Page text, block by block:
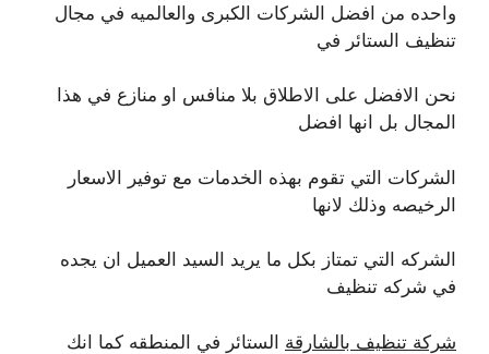
واحده من افضل الشركات الكبرى والعالميه في مجال
تنظيف الستائر في
نحن الافضل على الاطلاق بلا منافس او منازع في هذا
المجال بل انها افضل
الشركات التي تقوم بهذه الخدمات مع توفير الاسعار
الرخيصه وذلك لانها
الشركه التي تمتاز بكل ما يريد السيد العميل ان يجده
في شركه تنظيف
شركة تنظيف بالشارقة الستائر في المنطقه كما انك